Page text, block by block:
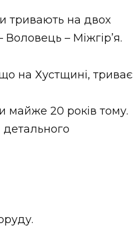
тривають на двох
– Міжгір’я.
на Хустщині, триває
майже 20 років тому.
детального